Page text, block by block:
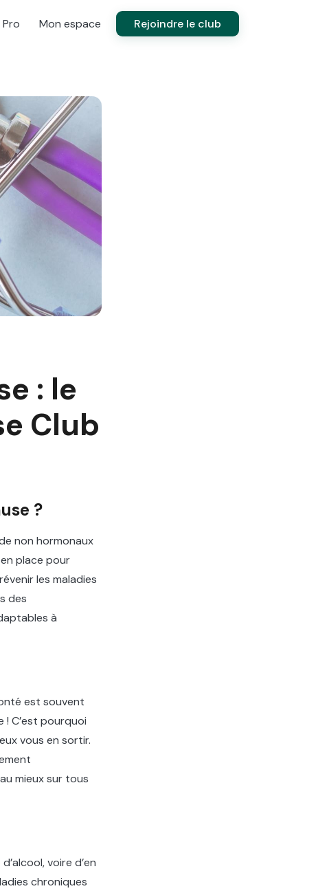
Mon espace Rejoindre le club
: le
Club
?
non hormonaux
place pour
les maladies
des
à
est souvent
C’est pourquoi
vous en sortir.
mieux sur tous
voire d’en
chroniques